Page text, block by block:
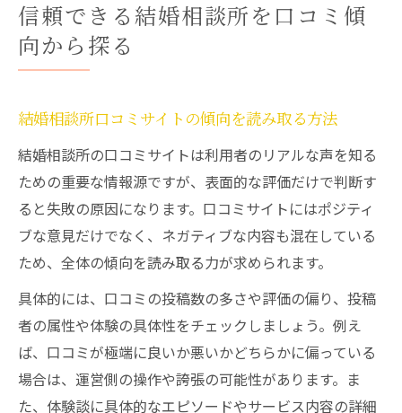
信頼できる結婚相談所を口コミ傾
向から探る
結婚相談所口コミサイトの傾向を読み取る方法
結婚相談所の口コミサイトは利用者のリアルな声を知る
ための重要な情報源ですが、表面的な評価だけで判断す
ると失敗の原因になります。口コミサイトにはポジティ
ブな意見だけでなく、ネガティブな内容も混在している
ため、全体の傾向を読み取る力が求められます。
具体的には、口コミの投稿数の多さや評価の偏り、投稿
者の属性や体験の具体性をチェックしましょう。例え
ば、口コミが極端に良いか悪いかどちらかに偏っている
場合は、運営側の操作や誇張の可能性があります。ま
た、体験談に具体的なエピソードやサービス内容の詳細